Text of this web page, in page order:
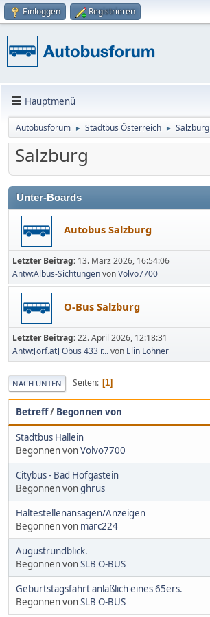
Einloggen Registrieren
Hauptmenü
Autobusforum ► Stadtbus Österreich ► Salzburg
Salzburg
Unter-Boards
Autobus Salzburg
Letzter Beitrag: 13. März 2026, 16:54:06
Antw:Albus-SichtungenvonVolvo7700
O-Bus Salzburg
Letzter Beitrag:22. April 2026, 12:18:31
Antw:[orf.at] Obus 433 r...von Elin Lohner
NACH UNTEN Seiten 1
Betreff/ Begonnen von
Stadtbus Hallein
Begonnen vonVolvo7700
Citybus - Bad Hofgastein
Begonnen vonghrus
Haltestellenansagen/Anzeigen
Begonnen von marc224
Augustrundblick.
Begonnen vonSLB O-BUS
Geburtstagsfahrt anläßlich eines 65ers.
Begonnen vonSLB O-BUS